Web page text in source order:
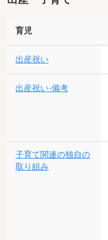
育児
出産祝い
出産祝い-備考
子育て関連の独自の
取り組み